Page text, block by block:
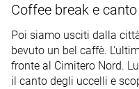
Coffee break e
Poi siamo usciti dalla
bevuto un bel caffè.
fronte al Cimitero Nord.
il canto degli uccelli e